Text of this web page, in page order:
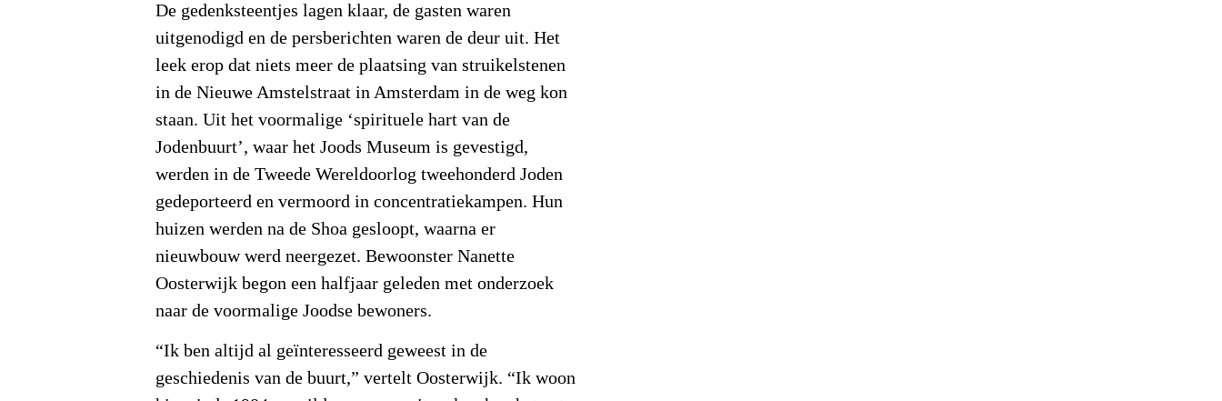
De gedenksteentjes lagen klaar, de gasten waren
uitgenodigd en de persberichten waren de deur uit. Het
leek erop dat niets meer de plaatsing van struikelstenen
in de Nieuwe Amstelstraat in Amsterdam in de weg kon
staan. Uit het voormalige ‘spirituele hart van de
Jodenbuurt’, waar het Joods Museum is gevestigd,
werden in de Tweede Wereldoorlog tweehonderd Joden
gedeporteerd en vermoord in concentratiekampen. Hun
huizen werden na de Shoa gesloopt, waarna er
nieuwbouw werd neergezet. Bewoonster Nanette
Oosterwijk begon een halfjaar geleden met onderzoek
naar de voormalige Joodse bewoners.
“Ik ben altijd al geïnteresseerd geweest in de
geschiedenis van de buurt,” vertelt Oosterwijk. “Ik woon